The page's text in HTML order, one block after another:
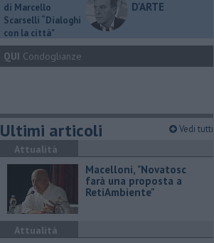
di Marcello
Scarselli “Dialoghi
con la città"
D'ARTE
QUI Condoglianze
Ultimi articoli Vedi tutti
Attualità
Macelloni, "Novatosc
farà una proposta a
RetiAmbiente"
Attualità